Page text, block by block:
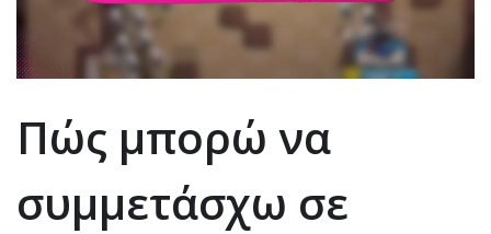
Πώς μπορώ να
συμμετάσχω σε